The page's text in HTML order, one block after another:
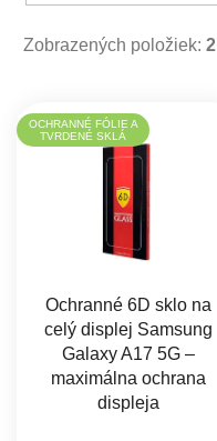
Zobrazených položiek: 2
Výpis produktov
OCHRANNÉ FÓLIE A
TVRDENÉ SKLÁ
Ochranné 6D sklo na
celý displej Samsung
Galaxy A17 5G –
maximálna ochrana
displeja